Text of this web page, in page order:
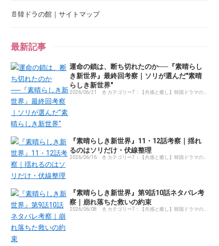
📄韓ドラの館｜サイトマップ
最新記事
運命の鎖は、断ち切れたのか──『素晴らし
き新世界』最終回考察｜ソリが選んだ"素晴
らしき新世界"
2026/06/21
📓 カテゴリー7：【共感と癒し】韓国ドラマの
『素晴らしき新世界』11・12話考察｜揺れ
るのはソリだけ・伏線整理
2026/06/16
📓 カテゴリー7：【共感と癒し】韓国ドラマの
『素晴らしき新世界』第9話10話ネタバレ考
察｜崩れ落ちた救いの約束
2026/06/08
📓 カテゴリー7：【共感と癒し】韓国ドラマの